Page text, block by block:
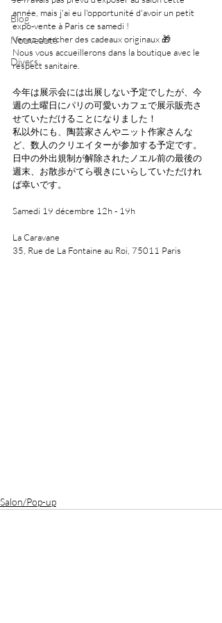
Blog
Nouveauté
Divers
année, mais j'ai eu l'opportunité d'avoir un petit
expo-vente à Paris ce samedi !
Venez chercher des cadeaux originaux 🎁
Nous vous accueillerons dans la boutique avec le
respect sanitaire.
今年は展示会には出展しない予定でしたが、今
週の土曜日にパリの可愛いカフェで展示販売さ
せていただけることになりました！
私以外にも、陶芸家さんやニット作家さんな
ど、数人のクリエイターが参加する予定です。
日中の外出規制が解除されたノエル前の最後の
週末、お散歩がてら覗きにいらしていただけれ
ば幸いです。
Samedi 19 décembre 12h - 19h
La Caravane
35, Rue de La Fontaine au Roi, 75011 Paris
Salon/Pop-up